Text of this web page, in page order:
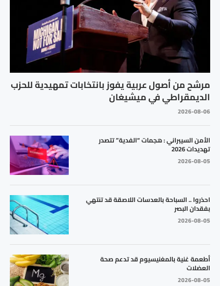
مرشح من أصول عربية يفوز بانتخابات تمهيدية للحزب
الديمقراطي في ميشيغان
2026-08-06
الأمن السيبراني : هجمات “الفدية” تتصدر
تهديدات 2026
2026-08-05
احذروا .. السباحة بالعدسات اللاصقة قد تنتهي
بفقدان البصر
2026-08-05
أطعمة غنية بالمغنيسيوم قد تدعم صحة
العضلات
2026-08-05